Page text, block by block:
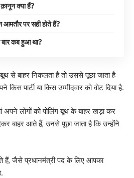
क्या हैं?
आमतौर पर सही होते हैं?
बार कब हुआ था?
से बाहर निकलता है तो उससे पूछा जाता है
पार्टी या किस उम्मीदवार को वोट दिया है.
अपने लोगों को पोलिंग बूथ के बाहर खड़ा कर
बाहर आते हैं, उनसे पूछा जाता है कि उन्होंने
जैसे प्रधानमंत्री पद के लिए आपका